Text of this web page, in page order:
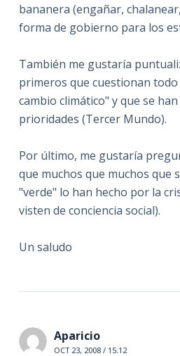
bananera (engañar,
forma de gobierno para los
También me gustaría
primeros que cuestionan
cambio climático" y que se
prioridades (Tercer Mundo).
Por último, me gustaría
que muchos que muchos que
"verde" lo han hecho por la
visten de conciencia social).
Un saludo
Aparicio
OCT 23, 2008 / 15:12